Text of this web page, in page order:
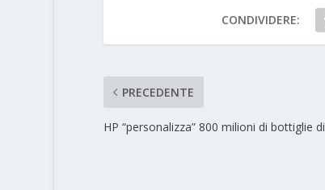
CONDIVIDERE:
PRECEDENTE
HP “personalizza” 800 milioni di bottiglie